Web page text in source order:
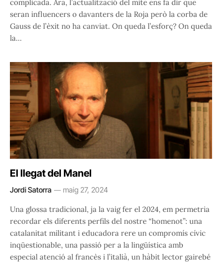
complicada. Ara, l’actualització del mite ens fa dir que
seran influencers o davanters de la Roja però la corba de
Gauss de l’èxit no ha canviat. On queda l’esforç? On queda
la…
El llegat del Manel
Jordi Satorra maig 27, 2024
Una glossa tradicional, ja la vaig fer el 2024, em permetria
recordar els diferents perfils del nostre “homenot”: una
catalanitat militant i educadora rere un compromís cívic
inqüestionable, una passió per a la lingüística amb
especial atenció al francès i l’italià, un hàbit lector gairebé